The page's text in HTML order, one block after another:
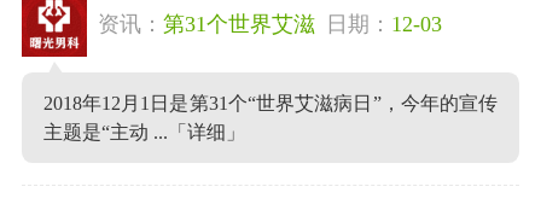
资讯： 第31个世界艾滋 日期： 12-03
2018年12月1日是第31个“世界艾滋病日”，今年的宣传
主题是“主动 ... 「详细」